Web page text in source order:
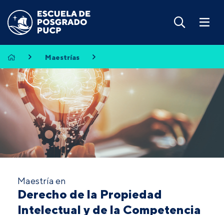
Maestrías
Maestría en
Derecho de la Propiedad
Intelectual y de la Competencia